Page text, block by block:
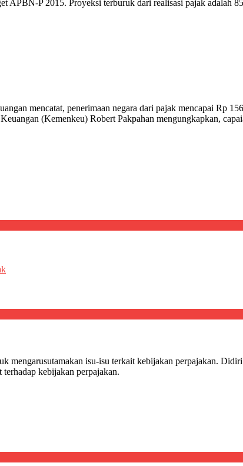
APBN-P 2015. Proyeksi terburuk dari realisasi pajak
mencatat, penerimaan negara dari pajak mencapai Rp
(Kemenkeu) Robert Pakpahan mengungkapkan,
mengarusutamakan isu-isu terkait kebijakan perpajakan.
kebijakan perpajakan.